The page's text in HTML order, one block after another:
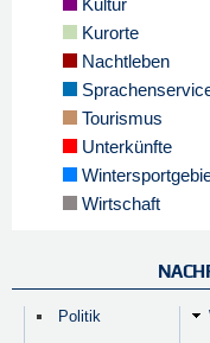
Kultur
Kurorte
Nachtleben
Tourismus
Unterkünfte
Wirtschaft
Politik